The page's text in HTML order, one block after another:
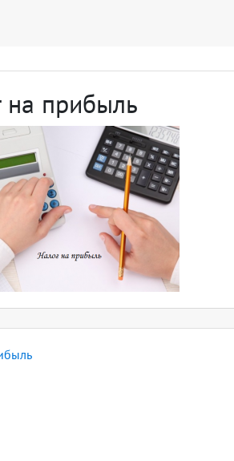
на прибыль
по записям